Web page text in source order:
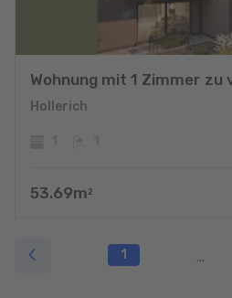
Wohnung mit 1 Zimmer zu
Hollerich
53.69m 2
1 ...